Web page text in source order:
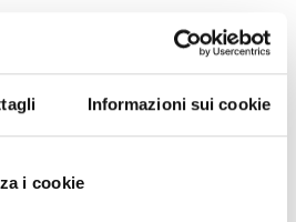
Informazioni sui cookie
i cookie
LA "GUIDA FREE" 2026 DELLA VALLE DI SUSA